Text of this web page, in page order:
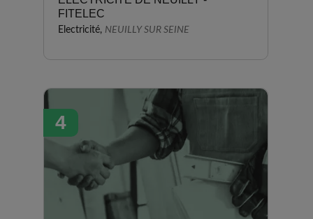
FITELEC
Electricité, NEUILLY SUR SEINE
4